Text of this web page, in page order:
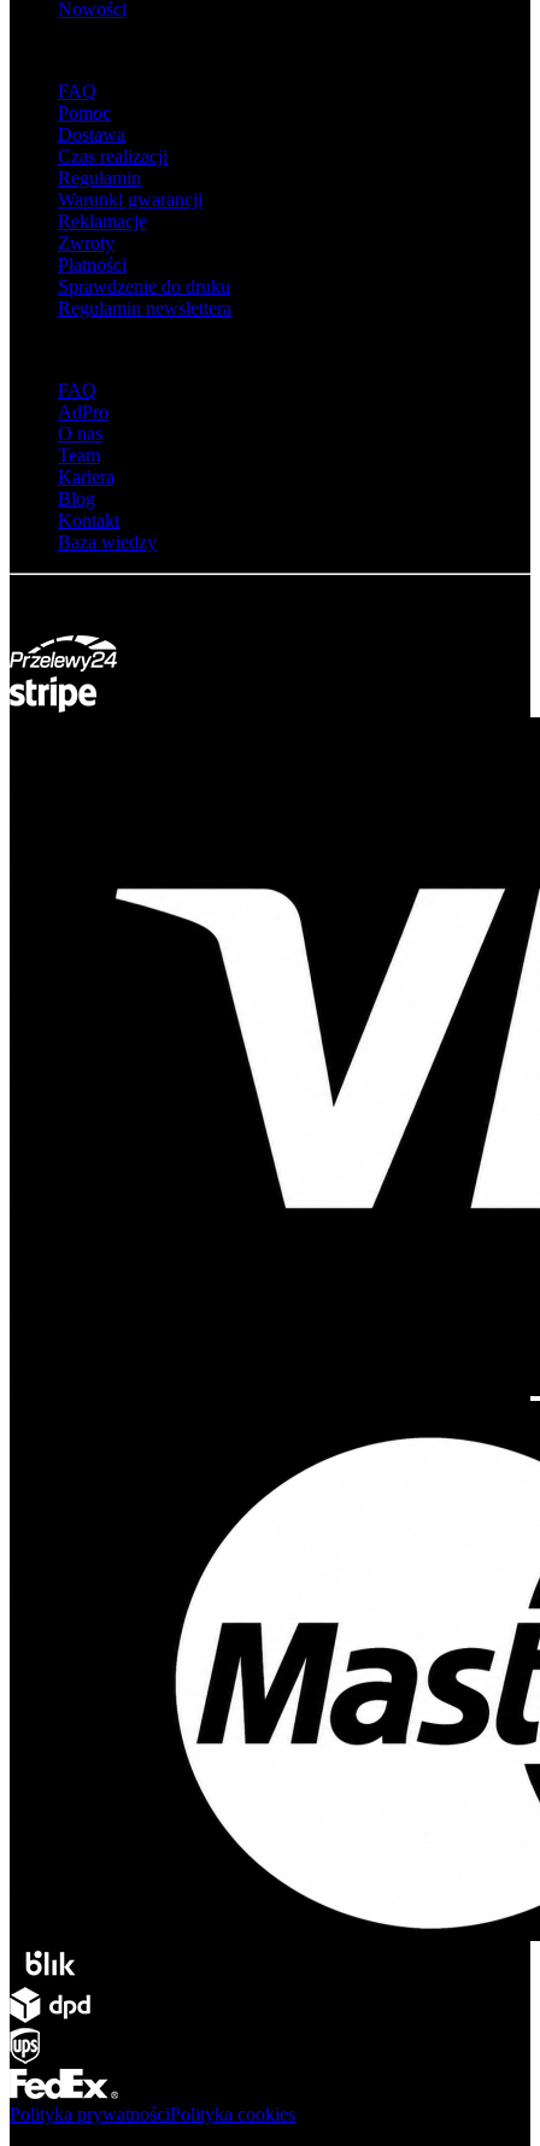
Nowości
FAQ
Pomoc
Dostawa
Czas realizacji
Regulamin
Warunki gwarancji
Reklamacje
Zwroty
Płatności
Sprawdzenie do druku
Regulamin newslettera
FAQ
AdPro
O nas
Team
Kariera
Blog
Kontakt
Baza wiedzy
Polityka prywatnościPolityka cookies